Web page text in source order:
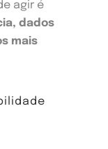
agir é
dados
mais